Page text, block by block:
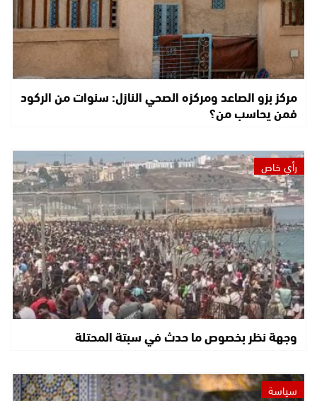
مركز بزو الصاعد ومركزه الصحي النازل: سنوات من الركود
فمن يحاسب من؟
رأي خاص
وجهة نظر بخصوص ما حدث في سبتة المحتلة
سياسة